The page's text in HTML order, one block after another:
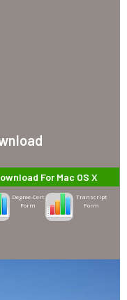
For Mac OS X
Degree-Cert
Form
Transcript
Form